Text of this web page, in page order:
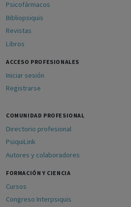
Psicofármacos
Bibliopsiquis
Revistas
Libros
ACCESO PROFESIONALES
Iniciar sesión
Registrarse
COMUNIDAD PROFESIONAL
Directorio profesional
PsiquiLink
Autores y colaboradores
FORMACIÓN Y CIENCIA
Cursos
Congreso Interpsiquis